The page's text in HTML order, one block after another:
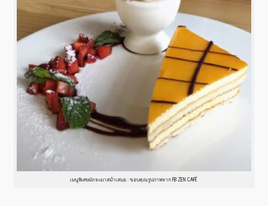
เมนูพิเศษมักจะมาสม่ำเสมอ : ขอบคุณรูปภาพจาก FB ZEN CAFÉ